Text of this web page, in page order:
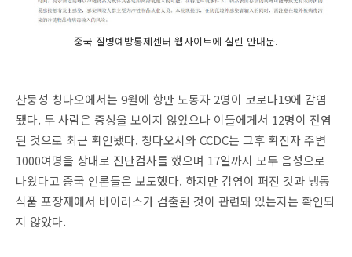
중국 질병예방통제센터 웹사이트에 실린 안내문.
산둥성 칭다오에서는 9월에 항만 노동자 2명이 코로나19에 감염
됐다. 두 사람은 증상을 보이지 않았으나 이들에게서 12명이 전염
된 것으로 최근 확인됐다. 칭다오시와 CCDC는 그후 확진자 주변
1000여명을 상대로 진단검사를 했으며 17일까지 모두 음성으로
나왔다고 중국 언론들은 보도했다. 하지만 감염이 퍼진 것과 냉동
식품 포장재에서 바이러스가 검출된 것이 관련돼 있는지는 확인되
지 않았다.